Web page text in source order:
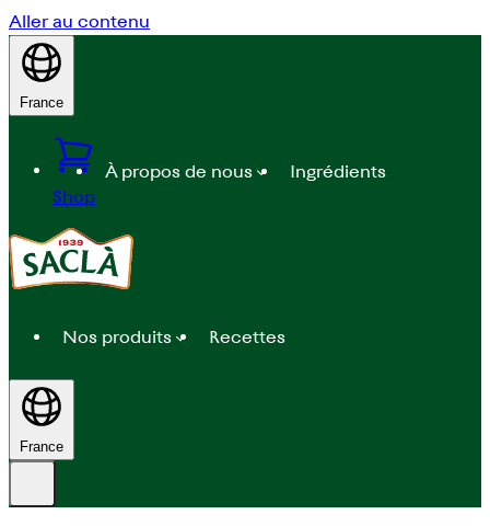
Aller au contenu
France
Shop
À propos de nous Ingrédients
Nos produits Recettes
France